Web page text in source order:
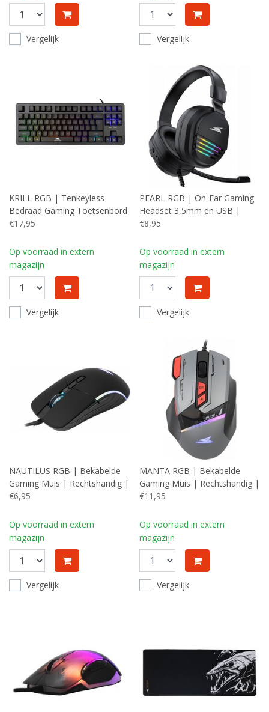
Vergelijk Vergelijk
KRILL RGB | Tenkeyless
Bedraad Gaming Toetsenbord
| QWERTY | Zwart
€17,95
Op voorraad in extern
magazijn
Vergelijk
PEARL RGB | On-Ear Gaming
Headset 3,5mm en USB |
Zwart
€8,95
Op voorraad in extern
magazijn
Vergelijk
NAUTILUS RGB | Bekabelde
Gaming Muis | Rechtshandig |
USB-A | 12800 DPI | Zwart
€6,95
Op voorraad in extern
magazijn
Vergelijk
MANTA RGB | Bekabelde
Gaming Muis | Rechtshandig |
USB-A | 12800 DPI | Grijs
€11,95
Op voorraad in extern
magazijn
Vergelijk